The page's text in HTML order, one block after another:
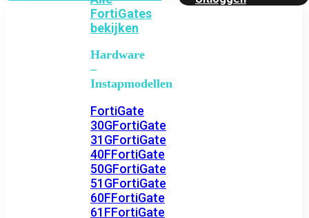
FortiGates
bekijken
Hardware
–
Instapmodellen
FortiGate
30GFortiGate
31GFortiGate
40FFortiGate
50GFortiGate
51GFortiGate
60FFortiGate
61FFortiGate